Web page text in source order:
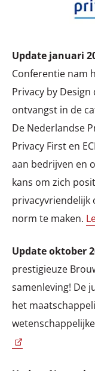
Update januari
Conferentie nam
Privacy by
ontvangst in de
De Nederlandse
Privacy First en
aan bedrijven en
kans om zich
norm te maken.
Update oktober
prestigieuze
samenleving! De
het